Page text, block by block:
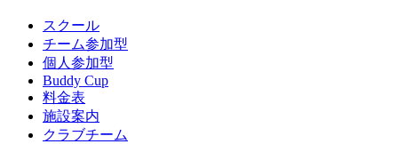
スクール
チーム参加型
個人参加型
Buddy Cup
料金表
施設案内
クラブチーム